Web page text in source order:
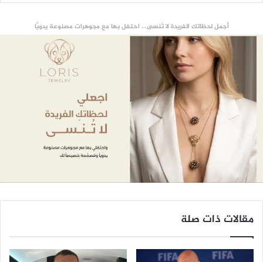
أجمل لحظاتك الفريدة لا تُنسى... احتفل بها مع مجوهرات مصنوعة يدويًّا
مقالات ذات صلة